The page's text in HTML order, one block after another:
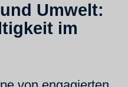
Umwelt:
im